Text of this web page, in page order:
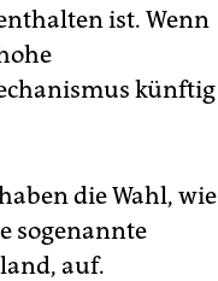
ist. Wenn
künftig
die Wahl, wie
sogenannte
auf.